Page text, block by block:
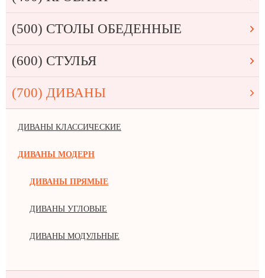
(500) СТОЛЫ ОБЕДЕННЫЕ
(600) СТУЛЬЯ
(700) ДИВАНЫ
ДИВАНЫ КЛАССИЧЕСКИЕ
ДИВАНЫ МОДЕРН
ДИВАНЫ ПРЯМЫЕ
ДИВАНЫ УГЛОВЫЕ
ДИВАНЫ МОДУЛЬНЫЕ